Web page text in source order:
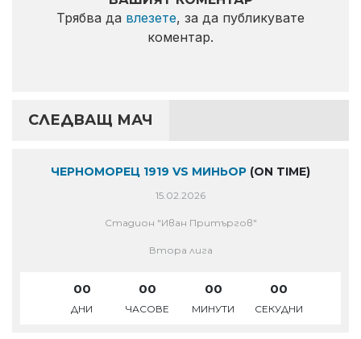
Трябва да влезете, за да публикувате
коментар.
СЛЕДВАЩ МАЧ
ЧЕРНОМОРЕЦ 1919 VS МИНЬОР (ON TIME)
15.02.2026
Стадион "Иван Притъргов"
Втора лига
00
ДНИ
00
ЧАСОВЕ
00
МИНУТИ
00
СЕКУДНИ